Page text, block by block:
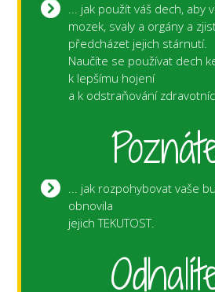
... jak použít váš dech, aby
mozek, svaly a orgány a
předcházet jejich stárnutí.
Naučíte se používat dech
k lepšímu hojení
a k odstraňování
... jak rozpohybovat vaše
obnovila
jejich TEKUTOST.